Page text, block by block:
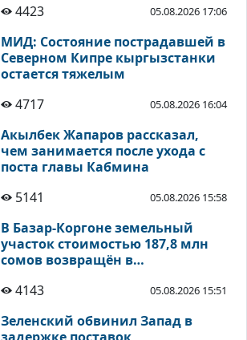
4423
05.08.2026 17:06
МИД: Состояние пострадавшей в
Северном Кипре кыргызстанки
остается тяжелым
4717
05.08.2026 16:04
Акылбек Жапаров рассказал,
чем занимается после ухода с
поста главы Кабмина
5141
05.08.2026 15:58
В Базар-Коргоне земельный
участок стоимостью 187,8 млн
сомов возвращён в
4143
05.08.2026 15:51
Зеленский обвинил Запад в